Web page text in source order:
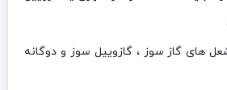
های گاز سوز ، گازوییل سوز و دوگانه